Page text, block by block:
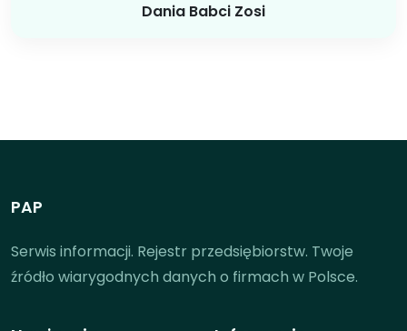
Dania Babci Zosi
PAP
Serwis informacji. Rejestr przedsiębiorstw. Twoje
źródło wiarygodnych danych o firmach w Polsce.